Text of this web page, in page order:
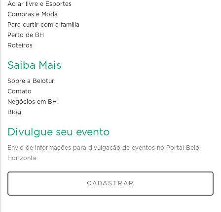
Ao ar livre e Esportes
Compras e Moda
Para curtir com a familia
Perto de BH
Roteiros
Saiba Mais
Sobre a Belotur
Contato
Negócios em BH
Blog
Divulgue seu evento
Envio de informações para divulgação de eventos no Portal Belo
Horizonte
CADASTRAR